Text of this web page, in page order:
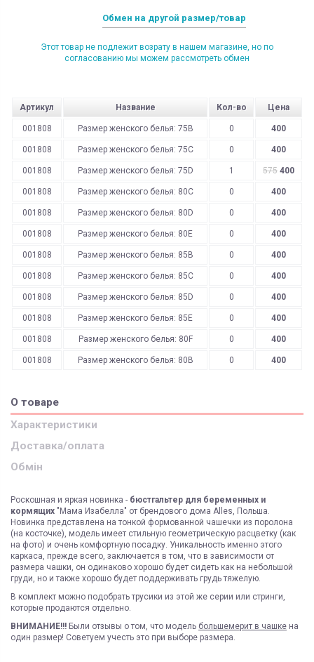
Обмен на другой размер/товар
Этот товар не подлежит возрату в нашем магазине, но по
согласованию мы можем рассмотреть обмен
Артикул Название Кол-во Цена
001808 Размер женского белья: 75B 0 400
001808 Размер женского белья: 75C 0 400
001808 Размер женского белья: 75D 1 575 400
001808 Размер женского белья: 80C 0 400
001808 Размер женского белья: 80D 0 400
001808 Размер женского белья: 80E 0 400
001808 Размер женского белья: 85B 0 400
001808 Размер женского белья: 85C 0 400
001808 Размер женского белья: 85D 0 400
001808 Размер женского белья: 85E 0 400
001808 Размер женского белья: 80F 0 400
001808 Размер женского белья: 80B 0 400
О товаре
Характеристики
Доставка/оплата
Обмін
Роскошная и яркая новинка - бюстгальтер для беременных и
кормящих "Мама Изабелла" от брендового дома Alles, Польша.
Новинка представлена на тонкой формованной чашечки из поролона
(на косточке), модель имеет стильную геометрическую расцветку (как
на фото) и очень комфортную посадку. Уникальность именно этого
каркаса, прежде всего, заключается в том, что в зависимости от
размера чашки, он одинаково хорошо будет сидеть как на небольшой
груди, но и также хорошо будет поддерживать грудь тяжелую.
В комплект можно подобрать трусики из этой же серии или стринги,
которые продаются отдельно.
ВНИМАНИЕ!!! Были отзывы о том, что модель большемерит в чашке на
один размер! Советуем учесть это при выборе размера.